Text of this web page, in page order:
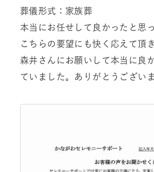
葬儀形式：家族葬
本当にお任せして良かったと思
こちらの要望にも快く応えて頂
森井さんにお願いして本当に良
ていました。ありがとうござい